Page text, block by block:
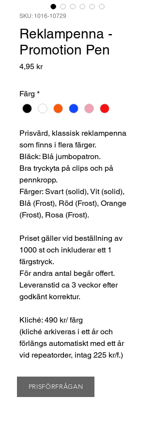
SKU: 1016-10729
Reklampenna -
Promotion Pen
4,95 krPris
Färg *
Prisvärd, klassisk reklampenna
som finns i flera färger.
Bläck: Blå jumbopatron.
Bra tryckyta på clips och på
pennkropp.
Färger: Svart (solid), Vit (solid),
Blå (Frost), Röd (Frost), Orange
(Frost), Rosa (Frost).
Priset gäller vid beställning av
1000 st och inkluderar ett 1
färgstryck.
För andra antal begär offert.
Leveranstid ca 3 veckor efter
godkänt korrektur.
Kliché: 490 kr/ färg
(kliché arkiveras i ett år och
förlängs automatiskt med ett år
vid repeatorder, intag 225 kr/f.)
PRISFÖRFRÅGAN